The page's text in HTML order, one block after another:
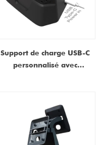
Support de charge USB-C
personnalisé avec
terminaux et dispositifs de
paiement POS